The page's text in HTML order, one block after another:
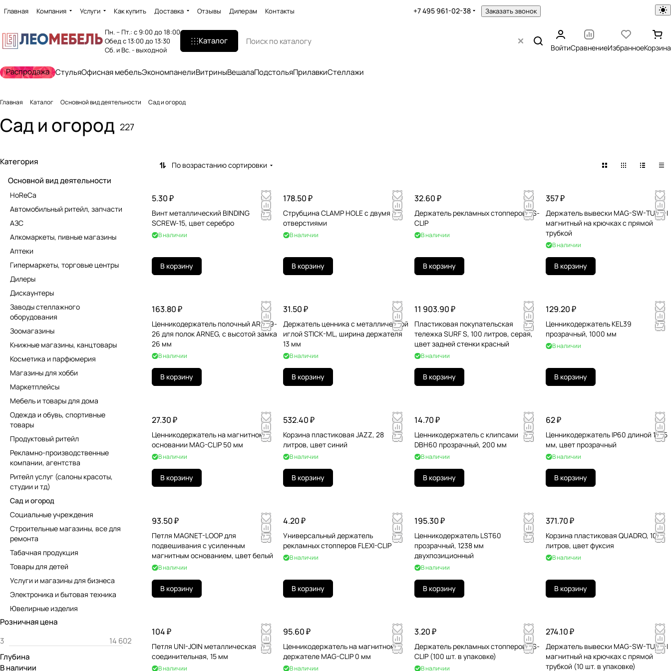
Главная Компания Услуги Как купить Доставка Отзывы Дилерам Контакты +7 495 961-02-38 Заказать звонок
Пн. – Пт.: с 9:00 до 18:00
Обед с 13:00 до 13:30
Сб. и Вс. - выходной
Каталог
ВойтиСравнениеИзбранноеКорзина
Распродажа СтульяОфисная мебельЭкономпанелиВитриныВешалаПодстольяПрилавкиСтеллажи
Главная Каталог Основной вид деятельности Сад и огород
Сад и огород 227
По возрастанию сортировки
5.30 ₽
Винт металлический BINDING
SCREW-15, цвет серебро
В наличии
В корзину
178.50 ₽
Струбцина CLAMP HOLE с двумя
отверстиями
В наличии
В корзину
32.60 ₽
Держатель рекламных стопперов DS-
CLIP
В наличии
В корзину
357 ₽
Держатель вывески MAG-SW-TUBE-I
магнитный на крючках с прямой
трубкой
В наличии
В корзину
163.80 ₽
Ценникодержатель полочный ARN39-
26 для полок ARNEG, с высотой замка
26 мм
В наличии
В корзину
31.50 ₽
Держатель ценника с металлической
иглой STICK-ML, ширина держателя
13 мм
В наличии
В корзину
11 903.90 ₽
Пластиковая покупательская
тележка SURF S, 100 литров, серая,
цвет задней стенки красный
В наличии
В корзину
129.20 ₽
Ценникодержатель KEL39
прозрачный, 1000 мм
В наличии
В корзину
27.30 ₽
Ценникодержатель на магнитном
основании MAG-CLIP 50 мм
В наличии
В корзину
532.40 ₽
Корзина пластиковая JAZZ, 28
литров, цвет синий
В наличии
В корзину
14.70 ₽
Ценникодержатель с клипсами
DBH60 прозрачный, 200 мм
В наличии
В корзину
62 ₽
Ценникодержатель IP60 длиной 1235
мм, цвет прозрачный
В наличии
В корзину
93.50 ₽
Петля MAGNET-LOOP для
подвешивания с усиленным
магнитным основанием, цвет белый
В наличии
В корзину
4.20 ₽
Универсальный держатель
рекламных стопперов FLEXI-CLIP
В наличии
В корзину
195.30 ₽
Ценникодержатель LST60
прозрачный, 1238 мм
двухпозиционный
В наличии
В корзину
371.70 ₽
Корзина пластиковая QUADRO, 10
литров, цвет фуксия
В наличии
В корзину
104 ₽
Петля UNI-JOIN металлическая
соединительная, 15 мм
В наличии
95.60 ₽
Ценникодержатель на магнитном
держателе MAG-CLIP 0 мм
В наличии
3.20 ₽
Держатель рекламных стопперов DS-
CLIP (100 шт. в упаковке)
В наличии
274.10 ₽
Держатель вывески MAG-SW-TUBE-I
магнитный на крючках с прямой
трубкой (10 шт. в упаковке)
Категория
Основной вид деятельности
HoReCa
Автомобильный ритейл, запчасти
АЗС
Алкомаркеты, пивные магазины
Аптеки
Гипермаркеты, торговые центры
Дилеры
Дискаунтеры
Заводы стеллажного
оборудования
Зоомагазины
Книжные магазины, канцтовары
Косметика и парфюмерия
Магазины для хобби
Маркетплейсы
Мебель и товары для дома
Одежда и обувь, спортивные
товары
Продуктовый ритейл
Рекламно-производственные
компании, агентства
Ритейл услуг (салоны красоты,
студии и тд)
Сад и огород
Социальные учреждения
Строительные магазины, все для
ремонта
Табачная продукция
Товары для детей
Услуги и магазины для бизнеса
Электроника и бытовая техника
Ювелирные изделия
Розничная цена
Глубина
В наличии